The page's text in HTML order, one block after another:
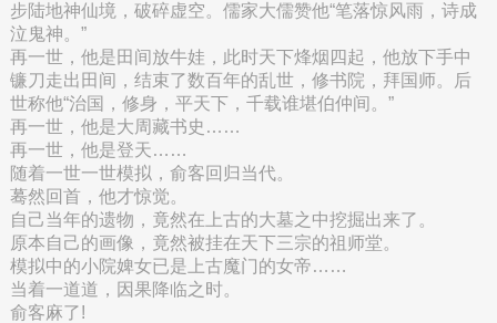
步陆地神仙境，破碎虚空。儒家大儒赞他“笔落惊风雨，诗成
泣鬼神。”
再一世，他是田间放牛娃，此时天下烽烟四起，他放下手中
镰刀走出田间，结束了数百年的乱世，修书院，拜国师。后
世称他“治国，修身，平天下，千载谁堪伯仲间。”
再一世，他是大周藏书史……
再一世，他是登天……
随着一世一世模拟，俞客回归当代。
蓦然回首，他才惊觉。
自己当年的遗物，竟然在上古的大墓之中挖掘出来了。
原本自己的画像，竟然被挂在天下三宗的祖师堂。
模拟中的小院婢女已是上古魔门的女帝……
当着一道道，因果降临之时。
俞客麻了!